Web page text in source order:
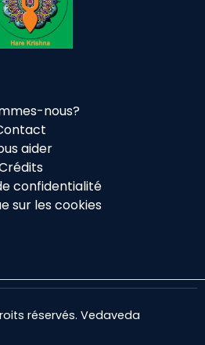
nous?
aider
confidentialité
sur les cookies
réservés. Vedaveda